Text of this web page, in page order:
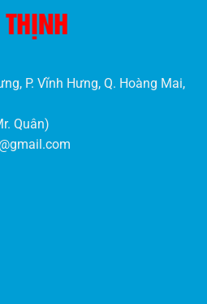
P. Vĩnh Hưng, Q. Hoàng Mai,
Quân)